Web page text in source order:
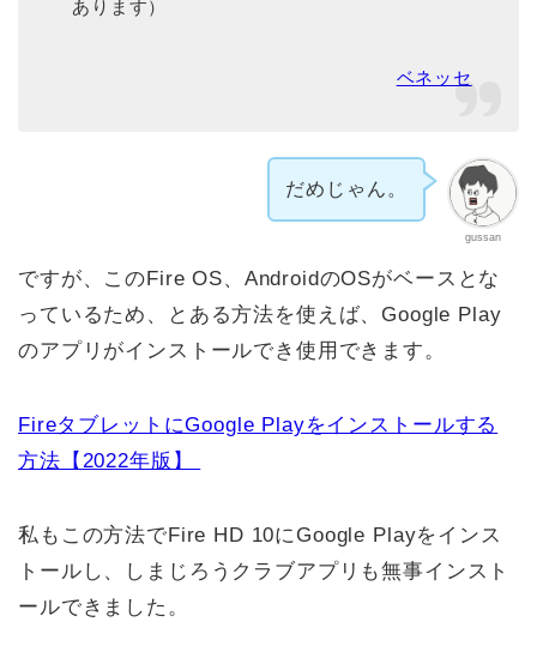
あります）
ベネッセ
gussan
だめじゃん。
ですが、このFire OS、AndroidのOSがベースとな
っているため、とある方法を使えば、Google Play
のアプリがインストールでき使用できます。
FireタブレットにGoogle Playをインストールする
方法【2022年版】
私もこの方法でFire HD 10にGoogle Playをインス
トールし、しまじろうクラブアプリも無事インスト
ールできました。